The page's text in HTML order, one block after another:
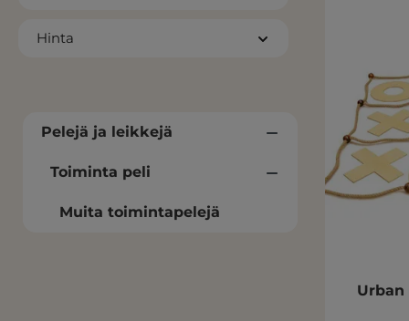
Hinta
Pelejä ja leikkejä
Toiminta peli
Muita toimintapelejä
Urban